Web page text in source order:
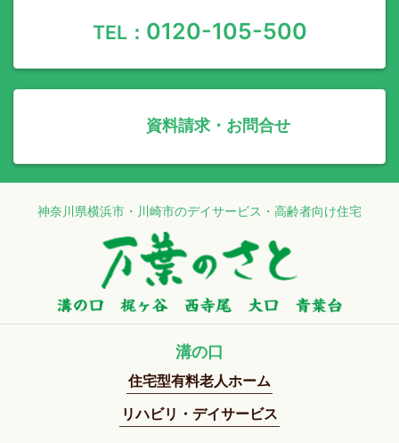
TEL： 0120-105-500
資料請求・お問合せ
神奈川県横浜市・川崎市のデイサービス・高齢者向け住宅
溝の口
住宅型有料老人ホーム
リハビリ・デイサービス